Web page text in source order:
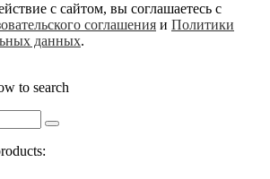
с сайтом, вы соглашаетесь с
соглашения и Политики
данных.
to search